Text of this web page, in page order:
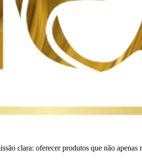
clara: oferecer produtos que não apenas